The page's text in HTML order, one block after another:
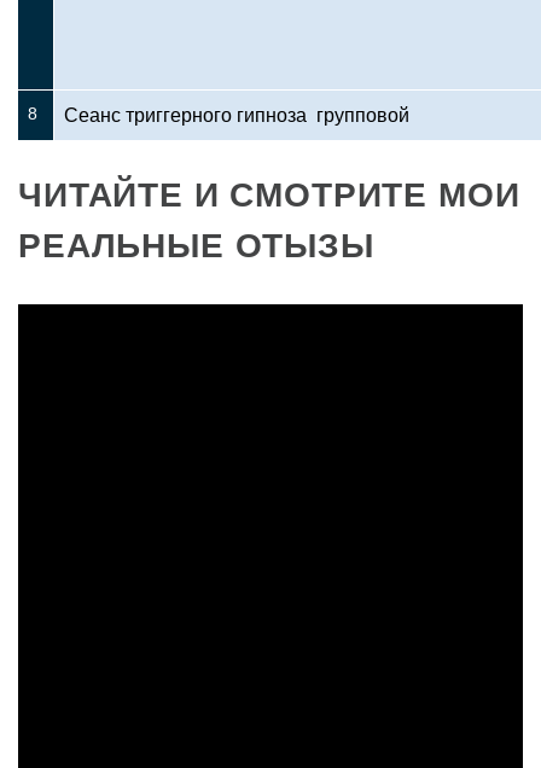
8 Сеанс триггерного гипноза групповой
ЧИТАЙТЕ И СМОТРИТЕ МОИ
РЕАЛЬНЫЕ ОТЫЗЫ